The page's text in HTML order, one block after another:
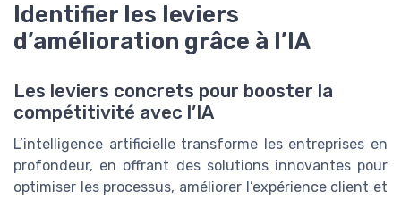
Identifier les leviers
d’amélioration grâce à l’IA
Les leviers concrets pour booster la
compétitivité avec l’IA
L’intelligence artificielle transforme les entreprises en
profondeur, en offrant des solutions innovantes pour
optimiser les processus, améliorer l’expérience client et